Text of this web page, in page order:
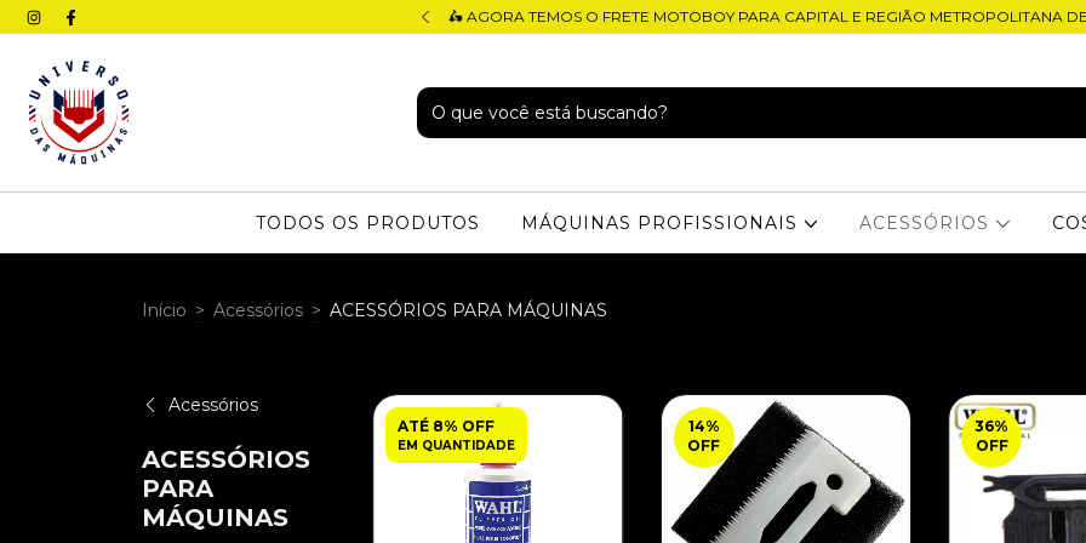
12X (4X SEM JUROS) 🛵 AGORA TEMOS O FRETE MOTOBOY PARA CAPITAL E REGIÃO METROPOLITANA
TODOS OS PRODUTOS MÁQUINAS PROFISSIONAIS ACESSÓRIOS
Início > Acessórios > ACESSÓRIOS PARA MÁQUINAS
Acessórios
ACESSÓRIOS
PARA
MÁQUINAS
ATÉ 8% OFF
EM QUANTIDADE
14%
OFF
36%
OFF